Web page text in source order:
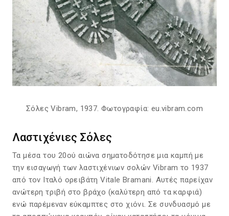
Σόλες Vibram, 1937. Φωτογραφία: eu.vibram.com
Λαστιχένιες Σόλες
Τα μέσα του 20ού αιώνα σηματοδότησε μια καμπή με
την εισαγωγή των λαστιχένιων σολών Vibram το 1937
από τον Ιταλό ορειβάτη Vitale Bramani. Αυτές παρείχαν
ανώτερη τριβή στο βράχο (καλύτερη από τα καρφιά)
ενώ παρέμεναν εύκαμπτες στο χιόνι. Σε συνδυασμό με